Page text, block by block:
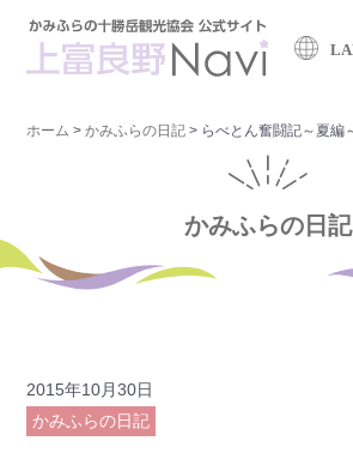
ホーム >かみふらの日記 > らべとん奮闘記～夏編
かみふらの日記
2015年10月30日
かみふらの日記